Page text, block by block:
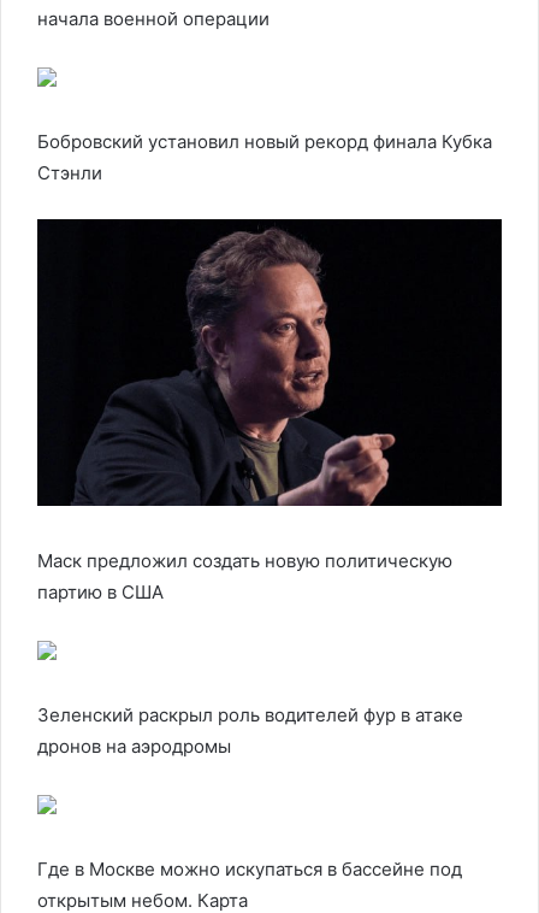
начала военной операции
Бобровский установил новый рекорд финала Кубка
Стэнли
Маск предложил создать новую политическую
партию в США
Зеленский раскрыл роль водителей фур в атаке
дронов на аэродромы
Где в Москве можно искупаться в бассейне под
открытым небом. Карта